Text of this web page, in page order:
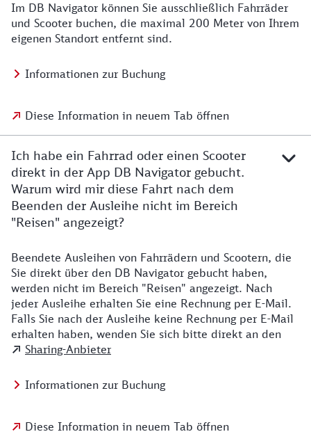
Im DB Navigator können Sie ausschließlich Fahrräder
und Scooter buchen, die maximal 200 Meter von Ihrem
eigenen Standort entfernt sind.
Informationen zur Buchung
Diese Information in neuem Tab öffnen
Ich habe ein Fahrrad oder einen Scooter
direkt in der App DB Navigator gebucht.
Warum wird mir diese Fahrt nach dem
Beenden der Ausleihe nicht im Bereich
"Reisen" angezeigt?
Beendete Ausleihen von Fahrrädern und Scootern, die
Sie direkt über den DB Navigator gebucht haben,
werden nicht im Bereich "Reisen" angezeigt. Nach
jeder Ausleihe erhalten Sie eine Rechnung per E-Mail.
Falls Sie nach der Ausleihe keine Rechnung per E-Mail
erhalten haben, wenden Sie sich bitte direkt an den
Sharing-Anbieter
Informationen zur Buchung
Diese Information in neuem Tab öffnen